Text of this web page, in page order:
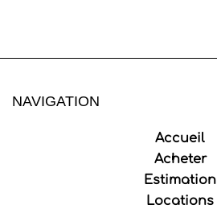
NAVIGATION
Accueil
Acheter
Estimation
Locations